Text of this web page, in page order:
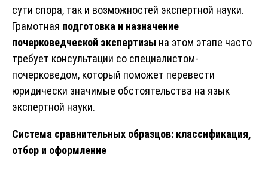
сути спора, так и возможностей экспертной науки.
Грамотная подготовка и назначение
почерковедческой экспертизы на этом этапе часто
требует консультации со специалистом-
почерковедом, который поможет перевести
юридически значимые обстоятельства на язык
экспертной науки.
Система сравнительных образцов: классификация,
отбор и оформление